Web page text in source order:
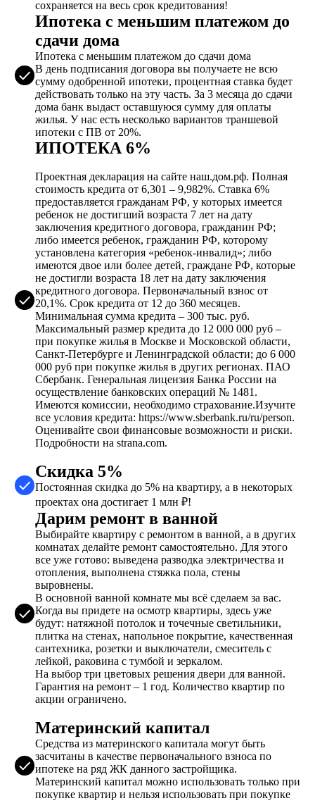
сохраняется на весь срок кредитования!
Ипотека с меньшим платежом до
сдачи дома
Ипотека с меньшим платежом до сдачи дома
В день подписания договора вы получаете не всю
сумму одобренной ипотеки, процентная ставка будет
действовать только на эту часть. За 3 месяца до сдачи
дома банк выдаст оставшуюся сумму для оплаты
жилья. У нас есть несколько вариантов траншевой
ипотеки с ПВ от 20%.
ИПОТЕКА 6%
Проектная декларация на сайте наш.дом.рф. Полная
стоимость кредита от 6,301 – 9,982%. Ставка 6%
предоставляется гражданам РФ, у которых имеется
ребенок не достигший возраста 7 лет на дату
заключения кредитного договора, гражданин РФ;
либо имеется ребенок, гражданин РФ, которому
установлена категория «ребенок-инвалид»; либо
имеются двое или более детей, граждане РФ, которые
не достигли возраста 18 лет на дату заключения
кредитного договора. Первоначальный взнос от
20,1%. Срок кредита от 12 до 360 месяцев.
Минимальная сумма кредита – 300 тыс. руб.
Максимальный размер кредита до 12 000 000 руб –
при покупке жилья в Москве и Московской области,
Санкт-Петербурге и Ленинградской области; до 6 000
000 руб при покупке жилья в других регионах. ПАО
Сбербанк. Генеральная лицензия Банка России на
осуществление банковских операций № 1481.
Имеются комиссии, необходимо страхование.Изучите
все условия кредита: https://www.sberbank.ru/ru/person.
Оценивайте свои финансовые возможности и риски.
Подробности на strana.com.
Скидка 5%
Постоянная скидка до 5% на квартиру, а в некоторых
проектах она достигает 1 млн ₽!
Дарим ремонт в ванной
Выбирайте квартиру с ремонтом в ванной, а в других
комнатах делайте ремонт самостоятельно. Для этого
все уже готово: выведена разводка электричества и
отопления, выполнена стяжка пола, стены
выровнены.
В основной ванной комнате мы всё сделаем за вас.
Когда вы придете на осмотр квартиры, здесь уже
будут: натяжной потолок и точечные светильники,
плитка на стенах, напольное покрытие, качественная
сантехника, розетки и выключатели, смеситель с
лейкой, раковина с тумбой и зеркалом.
На выбор три цветовых решения двери для ванной.
Гарантия на ремонт – 1 год. Количество квартир по
акции ограничено.
Материнский капитал
Средства из материнского капитала могут быть
засчитаны в качестве первоначального взноса по
ипотеке на ряд ЖК данного застройщика.
Материнский капитал можно использовать только при
покупке квартир и нельзя использовать при покупке